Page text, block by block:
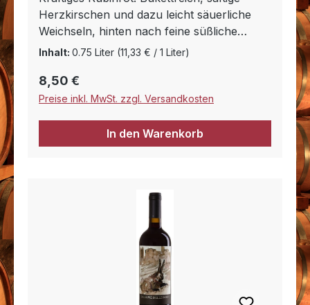
Herzkirschen und dazu leicht säuerliche
Weichseln, hinten nach feine süßliche
Würze. Am Gaumen trocken mit frischer,
Tannin, toller Körper, sehr voll und cremig,
rafﬁ niert und sehr gut eingebundener
Inhalt: 0.75 Liter (11,33 € / 1 Liter)
Regulärer Preis:
8,50 €
Preise inkl. MwSt. zzgl. Versandkosten
In den Warenkorb